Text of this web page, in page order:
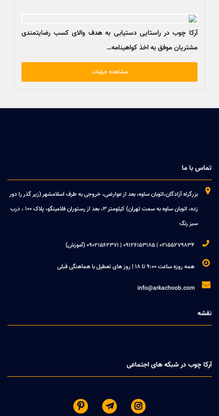
آرکا چوب در راستایی دستیابی به هدف والای کسب رضایتمندی
مشتریان موفق به اخذ کواهینامه…
مشاهده جزئیات
تماس با ما

بزرگراه آزادگان،اتوبان ساوه، بعد از عوارضی، خروجی به طرف اسلامشهر (زیر گذر را دور
زده، اتوبان ساوه به سمت تهران) کیلومتر 3، بعد از رستوران فلامینگو، پلاک 100 ، درب
سبز رنگ
 02155279834 | 09126153185 | 09021562371 (آموزش)
 همه روزه ساعت 9:00 تا 18 | روز های تعطیل با هماهنگی قبلی

info@arkachoob.com
نقشه
1
آرکا چوب در شبکه های اجتماعی


